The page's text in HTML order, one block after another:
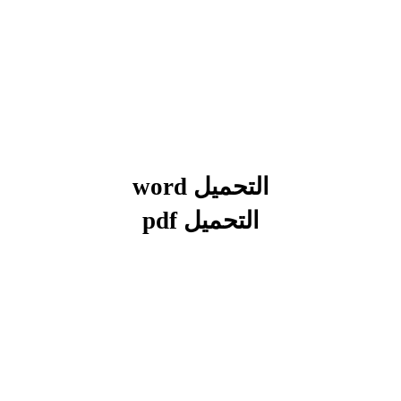
التحميل word
التحميل pdf